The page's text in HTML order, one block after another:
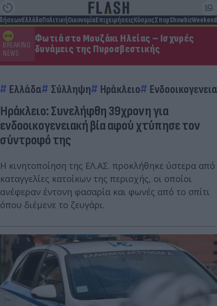
ΕλλάδαΠολιτικήΟικονομίαΕπιχειρήσειςΚόσμοςΣπορShowbizWeekend
BREAKING
NEWS
Φωτιά στο Μουζάκι Ηλείας – Ισχυρές
δυνάμεις της Πυροσβεστικής
Ελλάδα Σύλληψη Ηράκλειο
Ηράκλειο: Συνελήφθη 39χρονη για
ενδοοικογενειακή βία αφού χτύπησε τον
σύντροφό της
Η κινητοποίηση της ΕΛ.ΑΣ. προκλήθηκε ύστερα από
καταγγελίες κατοίκων της περιοχής, οι οποίοι
ανέφεραν έντονη φασαρία και φωνές από το σπίτι
όπου διέμενε το ζευγάρι.